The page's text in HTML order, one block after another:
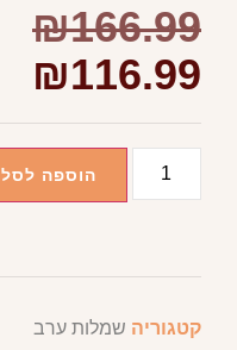
₪166.99
₪116.99
הוספה לסל
קטגוריה שמלות ערב